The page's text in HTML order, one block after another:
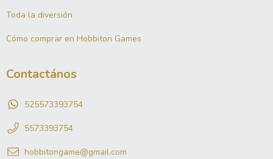
Toda la diversión
Cómo comprar en Hobbiton Games
Contactános
525573393754
5573393754
hobbitongame@gmail.com